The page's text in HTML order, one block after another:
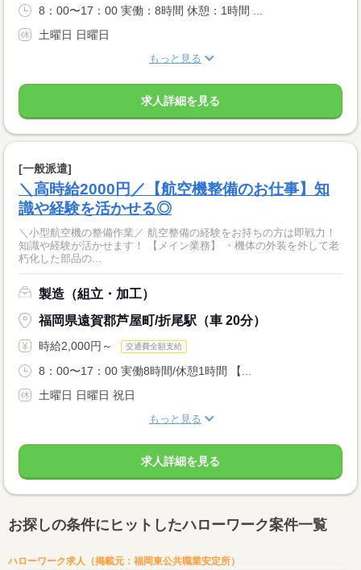
8：00〜17：00 実働：8時間 休憩：1時間 ...
土曜日 日曜日
もっと見る
求人詳細を見る
[一般派遣]
＼高時給2000円／【航空機整備のお仕事】知
識や経験を活かせる◎
＼小型航空機の整備作業／ 航空整備の経験をお持ちの方は即戦力！
知識や経験が活かせます！ 【メイン業務】 ・機体の外装を外して老
朽化した部品の...
製造（組立・加工）
福岡県遠賀郡芦屋町/折尾駅（車 20分）
時給2,000円～ 交通費全額支給
8：00〜17：00 実働8時間/休憩1時間 【...
土曜日 日曜日 祝日
もっと見る
求人詳細を見る
お探しの条件にヒットしたハローワーク案件一覧
ハローワーク求人（掲載元：福岡東公共職業安定所）